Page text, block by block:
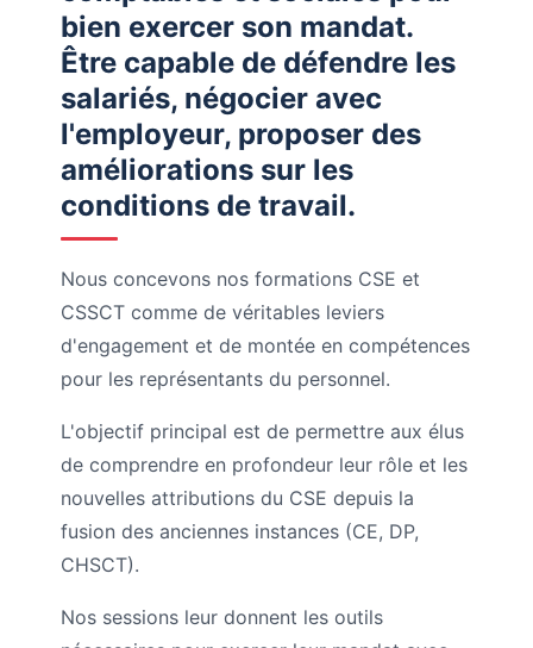
bien exercer son mandat.
Être capable de défendre les
salariés, négocier avec
l'employeur, proposer des
améliorations sur les
conditions de travail.
Nous concevons nos formations CSE et
CSSCT comme de véritables leviers
d'engagement et de montée en compétences
pour les représentants du personnel.
L'objectif principal est de permettre aux élus
de comprendre en profondeur leur rôle et les
nouvelles attributions du CSE depuis la
fusion des anciennes instances (CE, DP,
CHSCT).
Nos sessions leur donnent les outils